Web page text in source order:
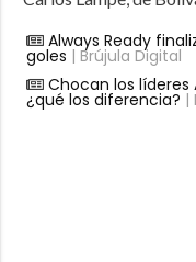
Always Ready
goles | Brújula Digital
Chocan los líderes
¿qué los diferencia? |